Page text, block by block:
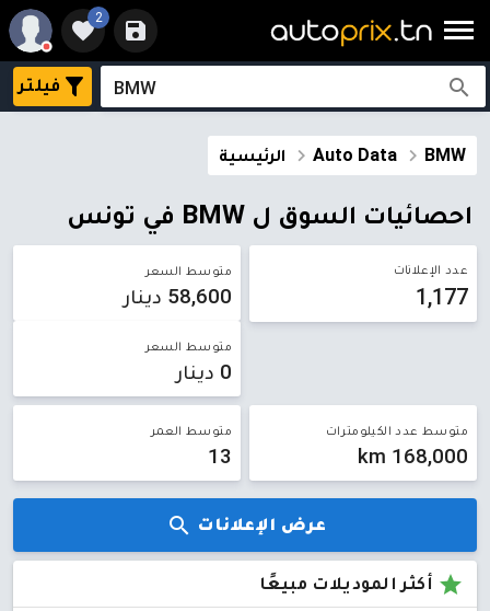
2
فيلتر
الرئيسية Auto Data BMW
احصائيات السوق ل BMW في تونس
عدد الإعلانات
1,177
متوسط ​​السعر
58,600 دينار
متوسط ​​السعر
0 دينار
متوسط عدد الكيلومترات
168,000 km
متوسط العمر
13
عرض الإعلانات
أكثر الموديلات مبيعًا